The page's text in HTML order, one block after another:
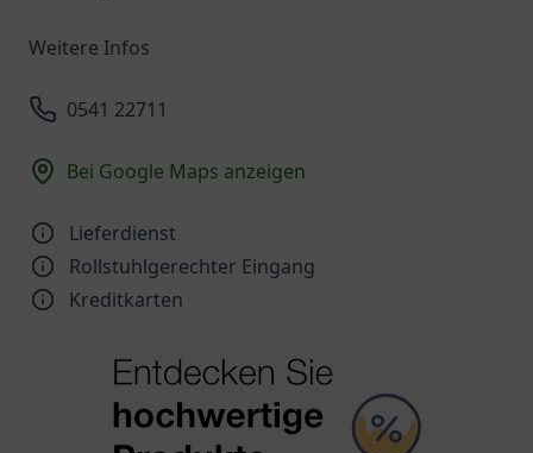
Weitere Infos
0541 22711
Bei Google Maps anzeigen
Lieferdienst
Rollstuhlgerechter Eingang
Kreditkarten